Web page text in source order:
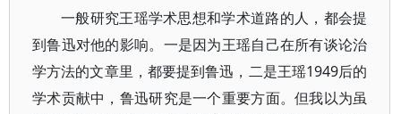
一般研究王瑶学术思想和学术道路的人，都会提
到鲁迅对他的影响。一是因为王瑶自己在所有谈论治
学方法的文章里，都要提到鲁迅，二是王瑶1949后的
学术贡献中，鲁迅研究是一个重要方面。但我以为虽